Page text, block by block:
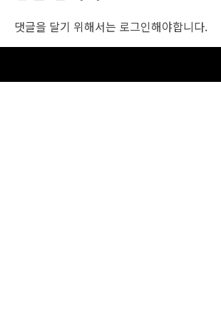
댓글을 달기 위해서는 로그인해야합니다.